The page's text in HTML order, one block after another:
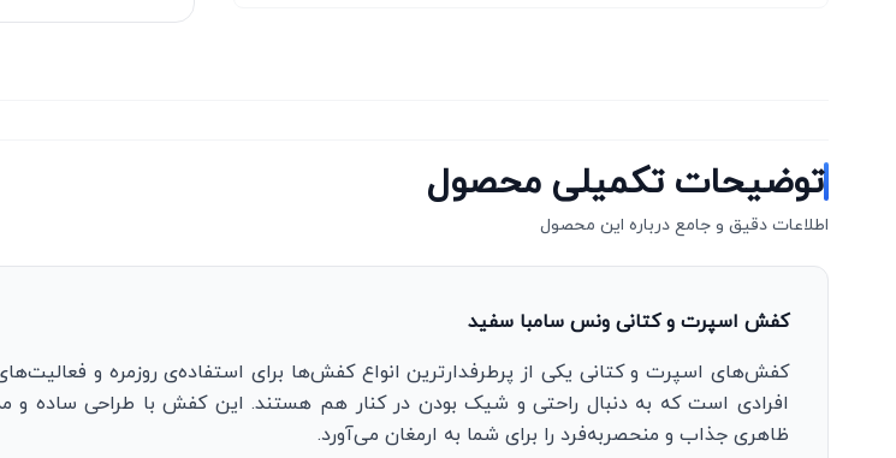
توضیحات تکمیلی محصول
اطلاعات دقیق و جامع درباره این محصول
کفش اسپرت و کتانی ونس سامبا سفید
کفش‌های اسپرت و کتانی یکی از پرطرفدارترین انواع کفش‌ها برای استفاده‌ی روزمره و
افرادی است که به دنبال راحتی و شیک بودن در کنار هم هستند. این کفش با طراحی ساده و
ظاهری جذاب و منحصربه‌فرد را برای شما به ارمغان می‌آورد.